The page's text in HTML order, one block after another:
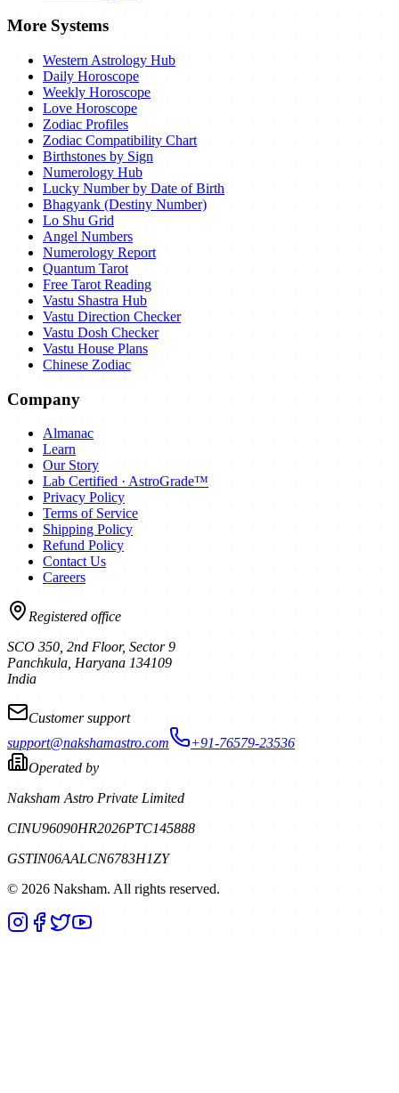
More Systems
Western Astrology Hub
Daily Horoscope
Weekly Horoscope
Love Horoscope
Zodiac Profiles
Zodiac Compatibility Chart
Birthstones by Sign
Numerology Hub
Lucky Number by Date of Birth
Bhagyank (Destiny Number)
Lo Shu Grid
Angel Numbers
Numerology Report
Quantum Tarot
Free Tarot Reading
Vastu Shastra Hub
Vastu Direction Checker
Vastu Dosh Checker
Vastu House Plans
Chinese Zodiac
Company
Almanac
Learn
Our Story
Lab Certified · AstroGrade™
Privacy Policy
Terms of Service
Shipping Policy
Refund Policy
Contact Us
Careers
Registered office
SCO 350, 2nd Floor, Sector 9
Panchkula Haryana 134109
India
Customer support
support@nakshamastro.com
+91-76579-23536
Operated by
Naksham Astro Private Limited
CINU96090HR2026PTC145888
GSTIN06AALCN6783H1ZY
© 2026 Naksham. All rights reserved.